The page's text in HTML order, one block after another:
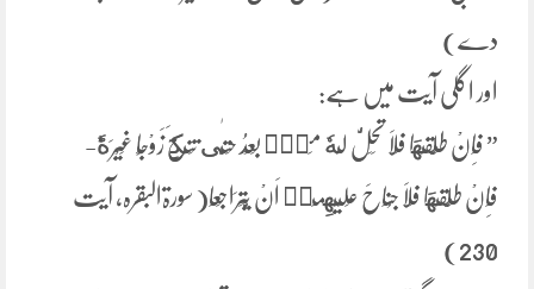
دے)
اور اگلی آیت میں ہے:
” فَاِنْ طَلَّقَهَا فَلَا تَحِلُّ لَهٗ مِنْۢ بَعْدُ حَتّٰى تَنْكِحَ زَوْجًا غَیْرَهٗؕ-
فَاِنْ طَلَّقَهَا فَلَا جُنَاحَ عَلَیْهِمَاۤ اَنْ یَّتَرَاجَعَا( سورۃالبقرہ، آیت
230)